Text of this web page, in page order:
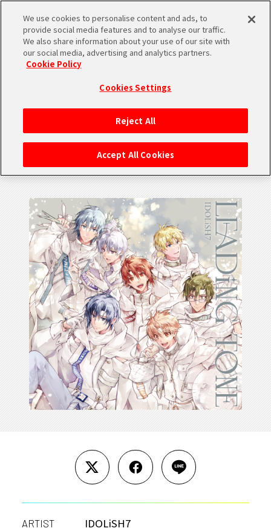
MUSIC
3rd Album “LEADiNG TONE” / IDOLiSH7
ARTIST IDOLiSH7
We use cookies to personalise content and ads, to
provide social media features and to analyse our traffic.
We also share information about your use of our site with
our social media, advertising and analytics partners.
Cookie Policy
Cookies Settings
Reject All
Accept All Cookies